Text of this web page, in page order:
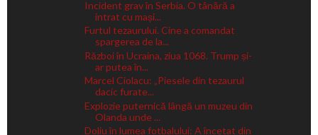
Incident grav în Serbia. O tânără a
intrat cu mași...
Furtul tezaurului. Cine a comandat
spargerea de la...
Război în Ucraina, ziua 1068. Trump și-
ar putea în...
Marcel Ciolacu: „Piesele din tezaurul
dacic furate...
Explozie puternică lângă un muzeu din
Olanda unde ...
Doliu în lumea fotbalului: A încetat din